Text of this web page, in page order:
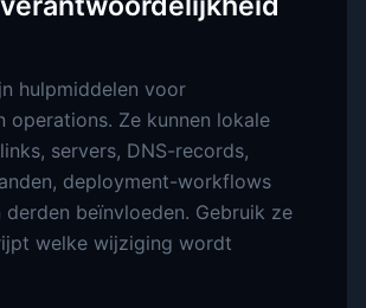
hulpmiddelen voor
operations. Ze kunnen lokale
servers, DNS-records,
deployment-workflows
derden beïnvloeden. Gebruik ze
welke wijziging wordt